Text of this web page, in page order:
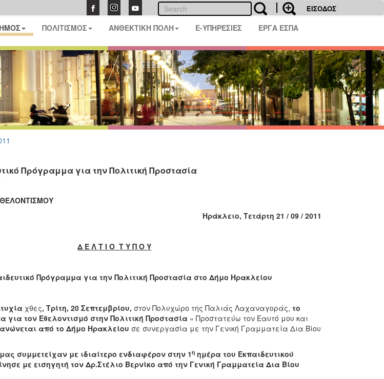
ΕΙΣΟΔΟΣ
ΠΟΛΙΤΙΣΜΟΣ ΑΝΘΕΚΤΙΚΗ ΠΟΛΗ E-ΥΠΗΡΕΣΙΕΣ ΕΡΓΑ ΕΣΠΑ
Πρόγραμμα για την Πολιτική Προστασία
Ηράκλειο, Τετάρτη 21 / 09 / 2011
Δ Ε Λ Τ Ι Ο Τ Υ Π Ο Υ
Πρόγραμμα για την Πολιτική Προστασία στο Δήμο Ηρακλείου
χθες, Τρίτη, 20 Σεπτεμβρίου, στον Πολυχώρο της Παλιάς Λαχαναγοράς, το
για τον Εθελοντισμό στην Πολιτική Προστασία « Προστατεύω τον Εαυτό μου και
από το Δήμο Ηρακλείου σε συνεργασία με την Γενική Γραμματεία Δια Βίου
συμμετείχαν με ιδιαίτερο ενδιαφέρον στην 1ηημέρα του Εκπαιδευτικού
με εισηγητή τον Δρ.Στέλιο Βερνίκο από την Γενική Γραμματεία Δια Βίου